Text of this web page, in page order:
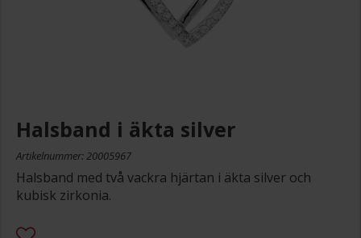
Halsband i äkta silver
Artikelnummer: 20005967
Halsband med två vackra hjärtan i äkta silver och
kubisk zirkonia.